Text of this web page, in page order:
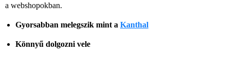
a webshopokban.
Gyorsabban melegszik mint a Kanthal
Könnyű dolgozni vele